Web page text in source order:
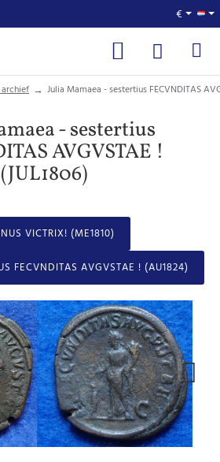
€
Julia Mamaea - sestertius FECVNDITAS
- sestertius
AVGVSTAE !
(JUL1806)
VICTRIX! (ME1810)
FECVNDITAS AVGVSTAE ! (AU1824)